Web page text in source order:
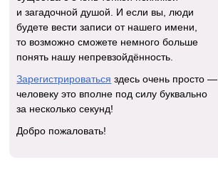
и загадочной душой. И если вы, люди
будете вести записи от нашего имени,
то возможно сможете немного больше
понять нашу непревзойдённость.
Зарегистрироваться здесь очень просто —
человеку это вполне под силу буквально
за несколько секунд!
Добро пожаловать!